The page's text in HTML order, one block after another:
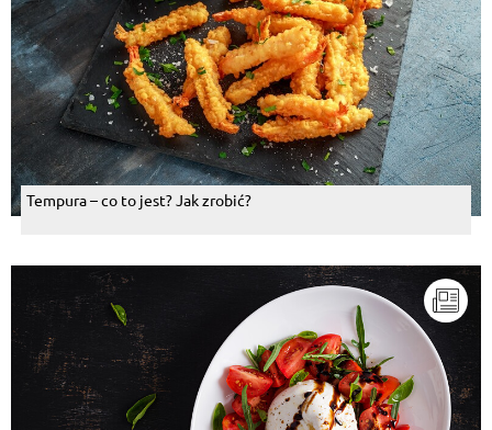
Tempura – co to jest? Jak zrobić?